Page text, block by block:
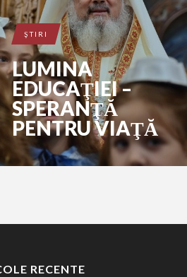
ŞTIRI
LUMINA
EDUCAŢIEI –
SPERANŢĂ
PENTRU VIAŢĂ
RECENTE